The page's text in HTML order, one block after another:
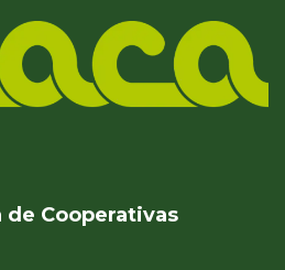
de Cooperativas